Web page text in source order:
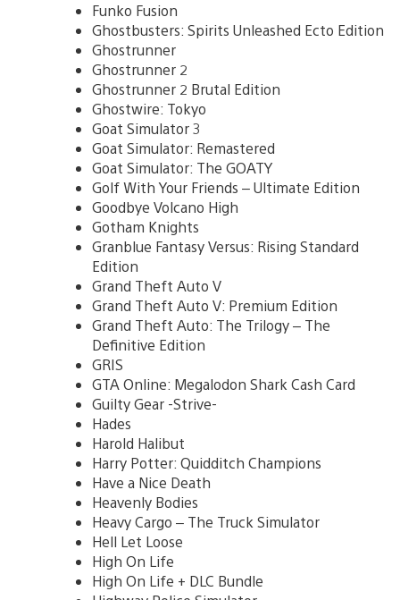
Funko Fusion
Ghostbusters: Spirits Unleashed Ecto Edition
Ghostrunner
Ghostrunner 2
Ghostrunner 2 Brutal Edition
Ghostwire: Tokyo
Goat Simulator 3
Goat Simulator: Remastered
Goat Simulator: The GOATY
Golf With Your Friends – Ultimate Edition
Goodbye Volcano High
Gotham Knights
Granblue Fantasy Versus: Rising Standard
Edition
Grand Theft Auto V
Grand Theft Auto V: Premium Edition
Grand Theft Auto: The Trilogy – The
Definitive Edition
GRIS
GTA Online: Megalodon Shark Cash Card
Guilty Gear -Strive-
Hades
Harold Halibut
Harry Potter: Quidditch Champions
Have a Nice Death
Heavenly Bodies
Heavy Cargo – The Truck Simulator
Hell Let Loose
High On Life
High On Life + DLC Bundle